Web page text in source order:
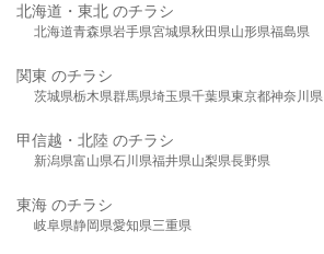
北海道・東北 のチラシ
北海道青森県岩手県宮城県秋田県山形県福島県
関東 のチラシ
茨城県栃木県群馬県埼玉県千葉県東京都神奈川県
甲信越・北陸 のチラシ
新潟県富山県石川県福井県山梨県長野県
東海 のチラシ
岐阜県静岡県愛知県三重県